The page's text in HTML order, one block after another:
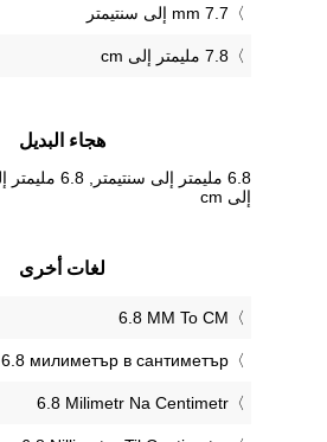
7.7 mm إلى سنتيمتر
7.8 مليمتر إلى cm
هجاء البديل
إلى cm
لغات أخرى
‎6.8 MM To CM
‎6.8 милиметър в сантиметър
‎6.8 Milimetr Na Centimetr